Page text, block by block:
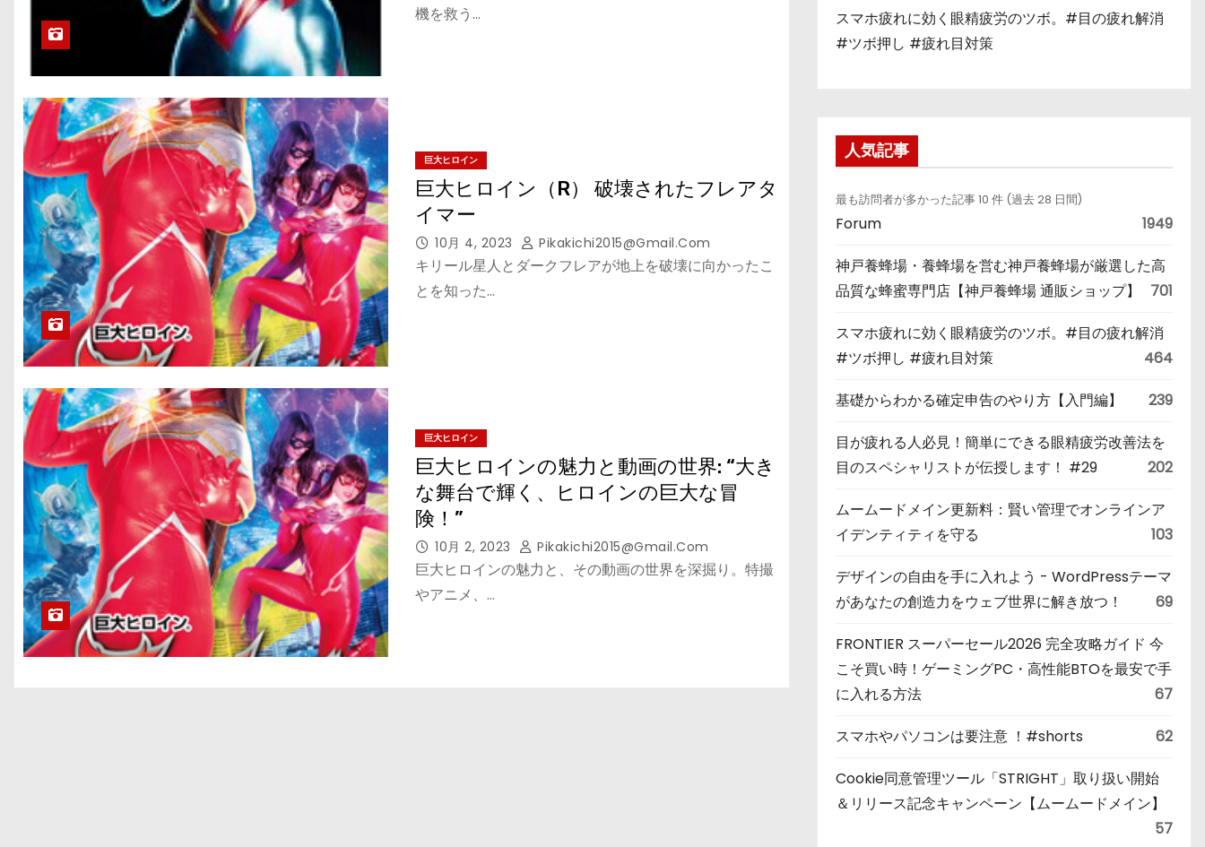
機を救う…
巨大ヒロイン
巨大ヒロイン（R） 破壊されたフレアタ
イマー
10月 4, 2023 Pikakichi2015@gmail.com
キリール星人とダークフレアが地上を破壊に向かったこ
とを知った…
巨大ヒロイン
巨大ヒロインの魅力と動画の世界: “大き
な舞台で輝く、ヒロインの巨大な冒
険！”
10月 2, 2023 Pikakichi2015@gmail.com
巨大ヒロインの魅力と、その動画の世界を深掘り。特撮
やアニメ、…
スマホ疲れに効く眼精疲労のツボ。#目の疲れ解消
#ツボ押し #疲れ目対策
人気記事
最も訪問者が多かった記事 10 件 (過去 28 日間)
Forum 1949
神戸養蜂場・養蜂場を営む神戸養蜂場が厳選した高
品質な蜂蜜専門店【神戸養蜂場 通販ショップ】
701
スマホ疲れに効く眼精疲労のツボ。#目の疲れ解消
#ツボ押し #疲れ目対策
464
基礎からわかる確定申告のやり方【入門編】 239
目が疲れる人必見！簡単にできる眼精疲労改善法を
目のスペシャリストが伝授します！ #29
202
ムームードメイン更新料：賢い管理でオンラインア
イデンティティを守る
103
デザインの自由を手に入れよう - WordPressテーマ
があなたの創造力をウェブ世界に解き放つ！
69
FRONTIER スーパーセール2026 完全攻略ガイド 今
こそ買い時！ゲーミングPC・高性能BTOを最安で手
に入れる方法
67
スマホやパソコンは要注意 ！#shorts 62
Cookie同意管理ツール「STRIGHT」取り扱い開始
＆リリース記念キャンペーン【ムームードメイン】
57